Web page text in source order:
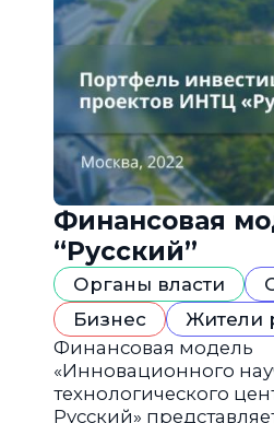
Финансовая
“Русский”
Органы власти
Бизнес
Жители
Финансовая модель
«Инновационного
технологического
Русский»